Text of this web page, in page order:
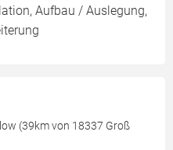
Aufbau / Auslegung,
(39km von 18337 Groß